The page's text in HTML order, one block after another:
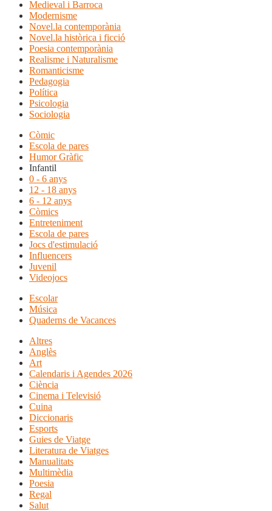
Medieval i Barroca
Modernisme
Novel.la contemporània
Novel.la històrica i ficció
Poesia contemporània
Realisme i Naturalisme
Romanticisme
Pedagogia
Política
Psicologia
Sociologia
Còmic
Escola de pares
Humor Gràfic
Infantil
0 - 6 anys
12 - 18 anys
6 - 12 anys
Còmics
Entreteniment
Escola de pares
Jocs d'estimulació
Influencers
Juvenil
Videojocs
Escolar
Música
Quaderns de Vacances
Altres
Anglès
Art
Calendaris i Agendes 2026
Ciència
Cinema i Televisió
Cuina
Diccionaris
Esports
Guies de Viatge
Literatura de Viatges
Manualitats
Multimèdia
Poesia
Regal
Salut